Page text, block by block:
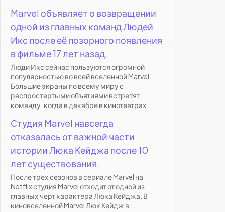
Marvel объявляет о возвращении
одной из главных команд Людей
Икс после её позорного появления
в фильме 17 лет назад.
Люди Икс сейчас пользуются огромной
популярностью во всей вселенной Marvel.
Большие экраны по всему миру с
распростертыми объятиями встретят
команду, когда в декабре в кинотеатрах...
Студия Marvel навсегда
отказалась от важной части
истории Люка Кейджа после 10
лет существования.
После трех сезонов в сериале Marvel на
Netflix студия Marvel отходит от одной из
главных черт характера Люка Кейджа. В
киновселенной Marvel Люк Кейдж в...